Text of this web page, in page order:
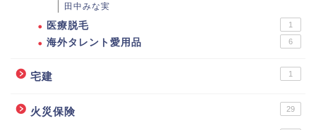
田中みな実
医療脱毛 1
海外タレント愛用品 6
宅建 1
火災保険 29